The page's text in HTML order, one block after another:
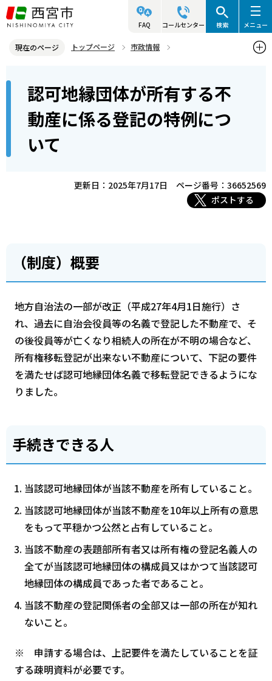
こ
の
ジ
す
FAQ コールセンター 検索 メニュー
現在のページ トップページ
市政情報
自治会・町内会
ら
認可地縁団体が所有する不
動産に係る登記の特例につ
いて
更新日：2025年7月17日
ページ番号：36652569
ポストする
（制度）概要
地方自治法の一部が改正（平成27年4月1日施行）さ
れ、過去に自治会役員等の名義で登記した不動産で、そ
の後役員等が亡くなり相続人の所在が不明の場合など、
所有権移転登記が出来ない不動産について、下記の要件
を満たせば認可地縁団体名義で移転登記できるようにな
りました。
手続きできる人
当該認可地縁団体が当該不動産を所有していること。
当該認可地縁団体が当該不動産を10年以上所有の意思
をもって平穏かつ公然と占有していること。
当該不動産の表題部所有者又は所有権の登記名義人の
全てが当該認可地縁団体の構成員又はかつて当該認可
地縁団体の構成員であった者であること。
当該不動産の登記関係者の全部又は一部の所在が知れ
ないこと。
※ 申請する場合は、上記要件を満たしていることを証
する疎明資料が必要です。